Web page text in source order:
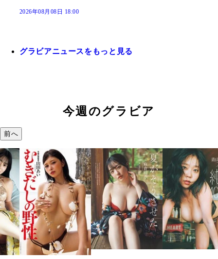
2026年08月08日 18:00
グラビアニュースをもっと見る
今週のグラビア
前へ